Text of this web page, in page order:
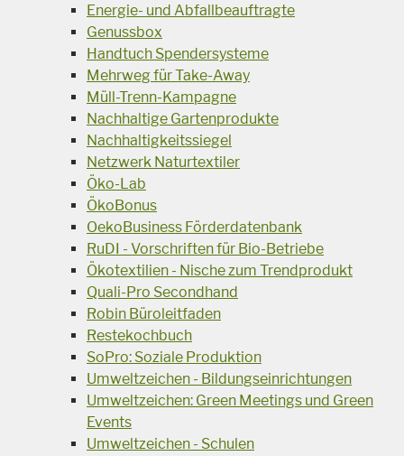
Energie- und Abfallbeauftragte
Genussbox
Handtuch Spendersysteme
Mehrweg für Take-Away
Müll-Trenn-Kampagne
Nachhaltige Gartenprodukte
Nachhaltigkeitssiegel
Netzwerk Naturtextiler
Öko-Lab
ÖkoBonus
OekoBusiness Förderdatenbank
RuDI - Vorschriften für Bio-Betriebe
Ökotextilien - Nische zum Trendprodukt
Quali-Pro Secondhand
Robin Büroleitfaden
Restekochbuch
SoPro: Soziale Produktion
Umweltzeichen - Bildungseinrichtungen
Umweltzeichen: Green Meetings und Green
Events
Umweltzeichen - Schulen